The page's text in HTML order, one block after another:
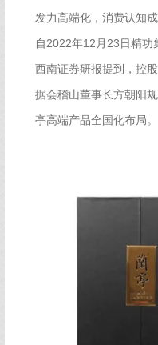
发力高端化，消费认知
自2022年12月23日精
西南证券研报提到，控
据会稽山董事长方朝阳
亭高端产品全国化布局。